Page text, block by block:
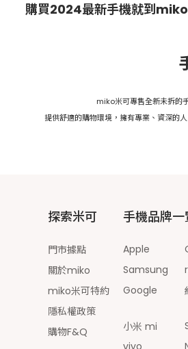
購買2024最新手機就到miko
miko米可專售全新未拆的
提供舒適的購物環境，擁有專業、資深的
探索米可
門市據點
關於miko
miko米可特約
隱私權政策
購物F&Q
手機品牌一
Apple
Samsung
Google
小米 mi
vivo